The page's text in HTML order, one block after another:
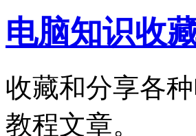
电脑知识收
收藏和分享各
教程文章。